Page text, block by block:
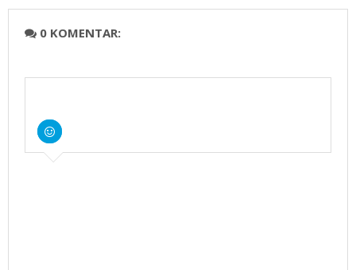
0 KOMENTAR: